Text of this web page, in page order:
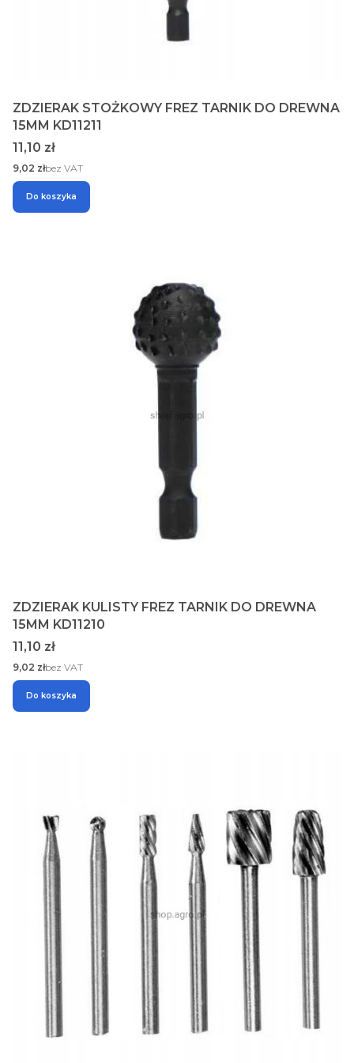
ZDZIERAK STOŻKOWY FREZ TARNIK DO DREWNA
15MM KD11211
Cena
11,10 zł
Cena
9,02 złbez VAT
Do koszyka
ZDZIERAK KULISTY FREZ TARNIK DO DREWNA
15MM KD11210
Cena
11,10 zł
Cena
9,02 złbez VAT
Do koszyka